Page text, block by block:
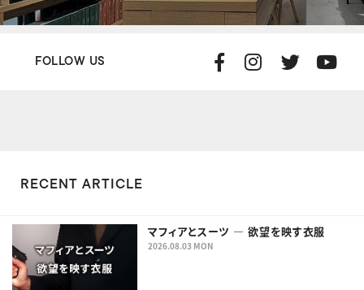
FOLLOW US
RECENT ARTICLE
マフィアとスーツ ― 欲望を映す衣服
2026.08.03 MON